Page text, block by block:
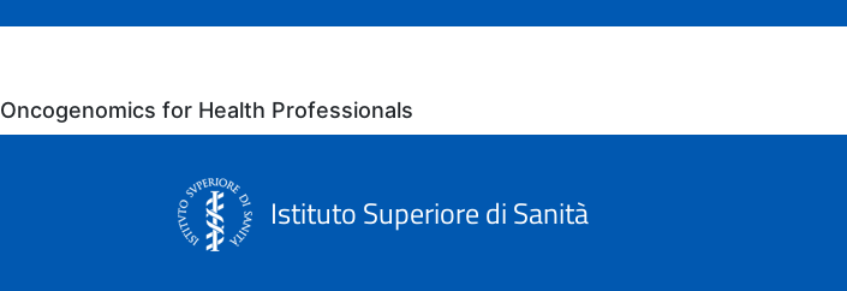
Eventi
Oncogenomics for Health Professionals
Istituto Superiore di Sanità